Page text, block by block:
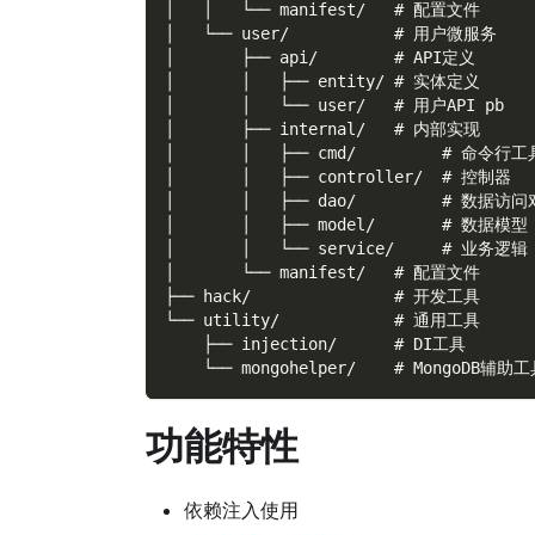
│   │   └── manifest/   # 配置文件
│   └── user/           # 用户微服务
│       ├── api/        # API定义
│       │   ├── entity/ # 实体定义
│       │   └── user/   # 用户API pb
│       ├── internal/   # 内部实现
│       │   ├── cmd/         # 命令行工
│       │   ├── controller/  # 控制器
│       │   ├── dao/         # 数据访问
│       │   ├── model/       # 数据模型
│       │   └── service/     # 业务逻辑
│       └── manifest/   # 配置文件
├── hack/               # 开发工具
└── utility/            # 通用工具
    ├── injection/      # DI工具
└── mongohelper/    # MongoDB辅助工
功能特性
依赖注入使用